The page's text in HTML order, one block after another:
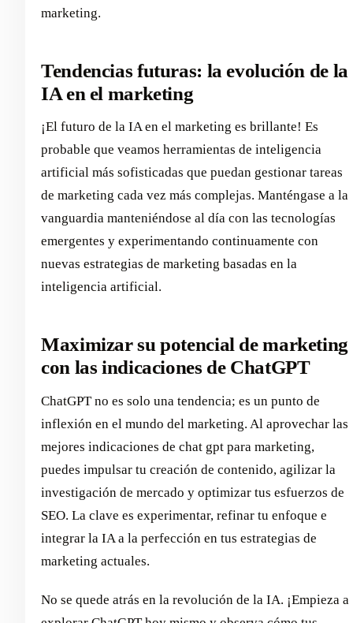
marketing.
Tendencias futuras: la evolución de la
IA en el marketing
¡El futuro de la IA en el marketing es brillante! Es
probable que veamos herramientas de inteligencia
artificial más sofisticadas que puedan gestionar tareas
de marketing cada vez más complejas. Manténgase a la
vanguardia manteniéndose al día con las tecnologías
emergentes y experimentando continuamente con
nuevas estrategias de marketing basadas en la
inteligencia artificial.
Maximizar su potencial de marketing
con las indicaciones de ChatGPT
ChatGPT no es solo una tendencia; es un punto de
inflexión en el mundo del marketing. Al aprovechar las
mejores indicaciones de chat gpt para marketing,
puedes impulsar tu creación de contenido, agilizar la
investigación de mercado y optimizar tus esfuerzos de
SEO. La clave es experimentar, refinar tu enfoque e
integrar la IA a la perfección en tus estrategias de
marketing actuales.
No se quede atrás en la revolución de la IA. ¡Empieza a